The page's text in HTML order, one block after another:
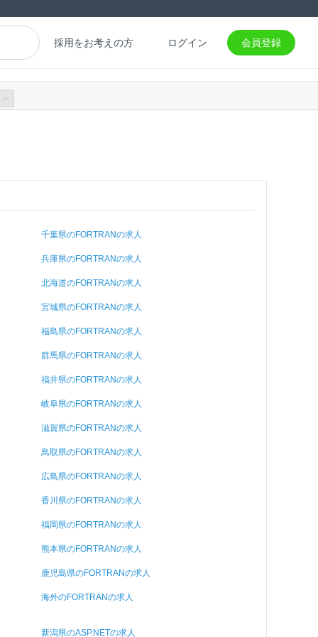
採用をお考えの方 ログイン 会員登録
>
千葉県のFORTRANの求人
兵庫県のFORTRANの求人
北海道のFORTRANの求人
宮城県のFORTRANの求人
福島県のFORTRANの求人
群馬県のFORTRANの求人
福井県のFORTRANの求人
岐阜県のFORTRANの求人
滋賀県のFORTRANの求人
鳥取県のFORTRANの求人
広島県のFORTRANの求人
香川県のFORTRANの求人
福岡県のFORTRANの求人
熊本県のFORTRANの求人
鹿児島県のFORTRANの求人
海外のFORTRANの求人
新潟県のASP.NETの求人